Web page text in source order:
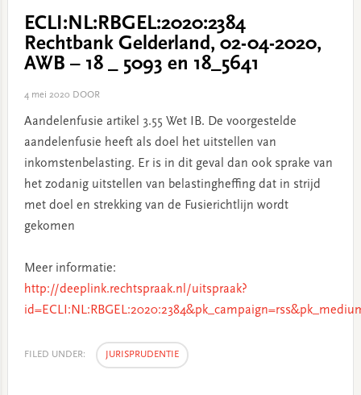
ECLI:NL:RBGEL:2020:2384
Rechtbank Gelderland, 02-04-2020,
AWB – 18 _ 5093 en 18_5641
4 mei 2020 DOOR
Aandelenfusie artikel 3.55 Wet IB. De voorgestelde
aandelenfusie heeft als doel het uitstellen van
inkomstenbelasting. Er is in dit geval dan ook sprake van
het zodanig uitstellen van belastingheffing dat in strijd
met doel en strekking van de Fusierichtlijn wordt
gekomen
Meer informatie:
http://deeplink.rechtspraak.nl/uitspraak?
FILED UNDER: JURISPRUDENTIE